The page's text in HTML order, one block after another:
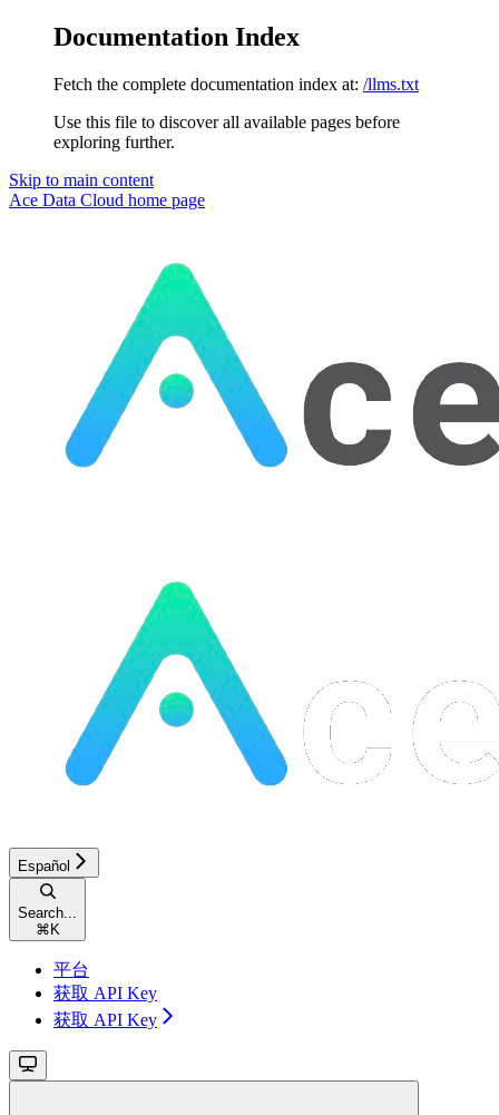
Documentation Index
Fetch the complete documentation index at: /llms.txt
Use this file to discover all available pages before
exploring further.
Skip to main content
Ace Data Cloud home page
Español
Search...
⌘ K
平台
获取 API Key
获取 API Key